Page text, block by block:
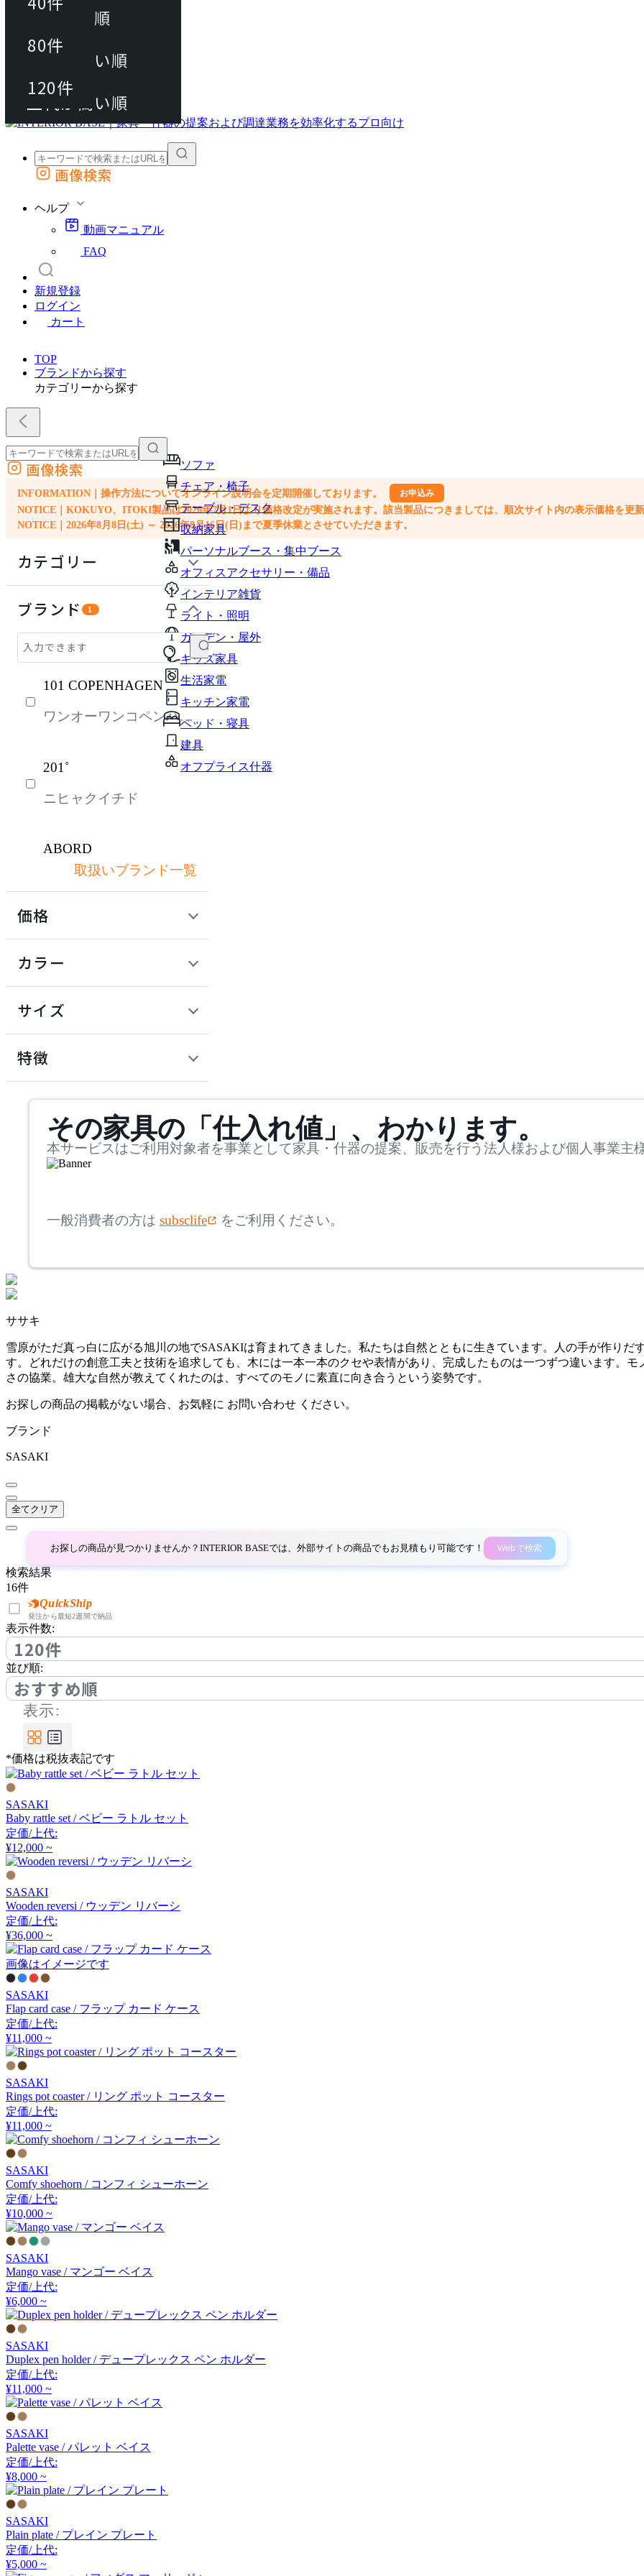
動画マニュアル
FAQ
カート
外部サイトの商品をカートに追加
画像検索
ヘルプ
動画マニュアル
FAQ
新規登録
ログイン
カート
TOP
ブランドから探す
カテゴリーから探す
ソファ
チェア・椅子
テーブル・デスク
収納家具
パーソナルブース・集中ブース
オフィスアクセサリー・備品
インテリア雑貨
ライト・照明
ガーデン・屋外
キッズ家具
生活家電
キッチン家電
ベッド・寝具
建具
オフプライス什器
外部サイトの商品をカートに追加
他のサイトで見つけた商品ページのURLを貼り付けて、カートに追加できます
画像検索
INFORMATION｜操作方法についてオンライン説明会を定期開催しております。 お申込み
NOTICE｜KOKUYO、ITOKI製品は2026年7月1日より価格改定が実施されます。該当製品につきましては、順次サイト内の表示価格を更新
NOTICE｜2026年8月8日(土) ～ 2026年8月16日(日)まで夏季休業とさせていただきます。
カテゴリー
ソファ
チェア・椅子
収納家具
パーソナルブース・集中ブース
キッチン家電
オフプライス什器
ブランド 1
101 COPENHAGEN
ワンオーワンコペンハー
201˚
ニヒャクイチド
ABORD
アボール
アクメファニチャー
ADAL
アダルトータルインテリ
アコレクション
AINX
アイネクス
アルナ
Andreu World
アンドリューワールド
アノニマカステッリ
Another Garden
アナザーガーデン
ARIAKE
アリアケ
arper
アルペール
arrmet
アーメット
ART WORK STUDIO
アートワークスタジオ
アルテック
アルテミデ
ARUNAi
アルナイ
Astep
アステップ
AZUMAYA
アズマヤ
B-LINE
B.C. SAN MICHELE
取扱いブランド一覧
価格
カラー
サイズ
mm
検索
~
~
mm
特徴
その家具の「仕入れ値」、わかります。
本サービスはご利用対象者を事業として家具・什器の提案、販売を行う法人様および個人事業主
一般消費者の方は subsclife をご利用ください。
ササキ
雪原がただ真っ白に広がる旭川の地でSASAKIは育まれてきました。私たちは自然とともに生きています。人の手が作りだ
す。どれだけの創意工夫と技術を追求しても、木には一本一本のクセや表情があり、完成したものは一つずつ違います。
さの協業。雄大な自然が教えてくれたのは、すべてのモノに素直に向き合うという姿勢です。
お探しの商品の掲載がない場合、お気軽に お問い合わせ ください。
ブランド
SASAKI
全てクリア
お探しの商品が見つかりませんか？INTERIOR BASEでは、外部サイトの商品でもお見積もり可能です！ Webで検索
検索結果
16件
QuickShip
発注から最短2週間で納品
表示件数:
120件
80件
120件
並び順:
おすすめ順
おすすめ順
上代が安い順
上代が高い順
表示:
*価格は税抜表記です
SASAKI
Baby rattle set / ベビー ラトル セット
定価/上代:
¥12,000 ~
SASAKI
Wooden reversi / ウッデン リバーシ
定価/上代:
¥36,000 ~
画像はイメージです
SASAKI
Flap card case / フラップ カード ケース
定価/上代:
¥11,000 ~
SASAKI
Rings pot coaster / リング ポット コースター
定価/上代:
¥11,000 ~
SASAKI
Comfy shoehorn / コンフィ シューホーン
定価/上代:
¥10,000 ~
SASAKI
Mango vase / マンゴー ベイス
定価/上代:
¥6,000 ~
SASAKI
Duplex pen holder / デュープレックス ペン ホルダー
定価/上代:
¥11,000 ~
SASAKI
Palette vase / パレット ベイス
定価/上代:
¥8,000 ~
SASAKI
Plain plate / プレイン プレート
定価/上代:
¥5,000 ~
80件
120件